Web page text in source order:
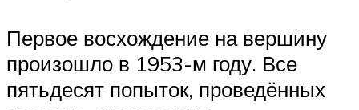
Первое восхождение на вершину
произошло в 1953-м году. Все
пятьдесят попыток, проведённых